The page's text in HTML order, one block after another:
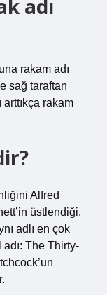
adı
rakam adı
sağ taraftan
rakam
Alfred
üstlendiği,
adlı en çok
adı: The Thirty-